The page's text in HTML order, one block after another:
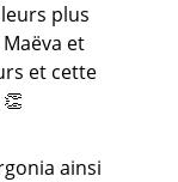
plus
et
et cette
ainsi